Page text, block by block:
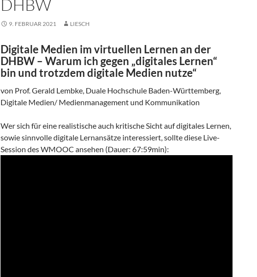
DHBW
9. FEBRUAR 2021 LIESCH
Digitale Medien im virtuellen Lernen an der
DHBW – Warum ich gegen „digitales Lernen“
bin und trotzdem digitale Medien nutze“
von Prof. Gerald Lembke, Duale Hochschule Baden-Württemberg,
Digitale Medien/ Medienmanagement und Kommunikation
Wer sich für eine realistische auch kritische Sicht auf digitales Lernen,
sowie sinnvolle digitale Lernansätze interessiert, sollte diese Live-
Session des WMOOC ansehen (Dauer: 67:59min):